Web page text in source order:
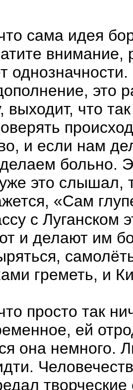
сама идея
это
что
и если нам
больно.
это слышал,
«Сам
с Луганском
и делают им
греметь, и
просто так
ей
она немного.